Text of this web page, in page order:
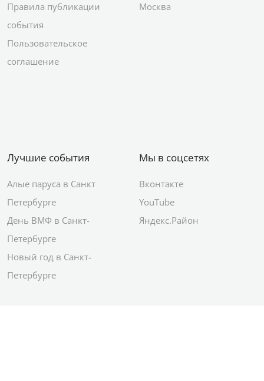
Правила публикации
события
Пользовательское
соглашение
Москва
Лучшие события
Алые паруса в Санкт
Петербурге
День ВМФ в Санкт-
Петербурге
Новый год в Санкт-
Петербурге
Мы в соцсетях
Вконтакте
YouTube
Яндекс.Район